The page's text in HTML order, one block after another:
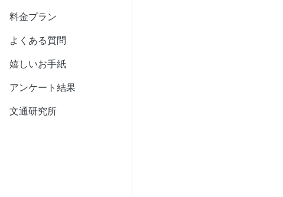
料金プラン
よくある質問
嬉しいお手紙
アンケート結果
文通研究所